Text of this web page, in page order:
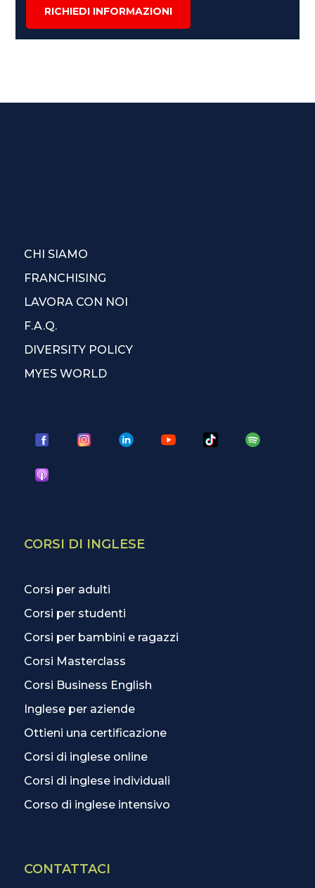
RICHIEDI INFORMAZIONI
CHI SIAMO
FRANCHISING
LAVORA CON NOI
F.A.Q.
DIVERSITY POLICY
MYES WORLD
CORSI DI INGLESE
Corsi per adulti
Corsi per studenti
Corsi per bambini e ragazzi
Corsi Masterclass
Corsi Business English
Inglese per aziende
Ottieni una certificazione
Corsi di inglese online
Corsi di inglese individuali
Corso di inglese intensivo
CONTATTACI